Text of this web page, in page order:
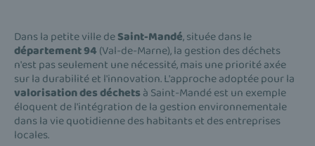
Dans la petite ville deSaint-Mandé, située dans le
département 94 (Val-de-Marne), la gestion des déchets
n'est pas seulement une nécessité, mais une priorité axée
sur la durabilité et l'innovation. L'approche adoptée pour la
valorisation des déchets à Saint-Mandé est un exemple
éloquent de l'intégration de la gestion environnementale
dans la vie quotidienne des habitants et des entreprises
locales.